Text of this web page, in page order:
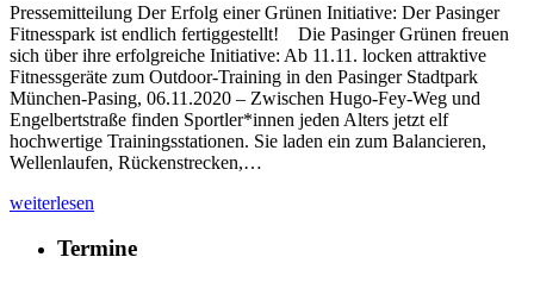
Pressemitteilung Der Erfolg einer Grünen Initiative: Der Pasinger
Fitnesspark ist endlich fertiggestellt! Die Pasinger Grünen freuen
sich über ihre erfolgreiche Initiative: Ab 11.11. locken attraktive
Fitnessgeräte zum Outdoor-Training in den Pasinger Stadtpark
München-Pasing, 06.11.2020 – Zwischen Hugo-Fey-Weg und
Engelbertstraße finden Sportler*innen jeden Alters jetzt elf
hochwertige Trainingsstationen. Sie laden ein zum Balancieren,
Wellenlaufen, Rückenstrecken,…
weiterlesen
Termine